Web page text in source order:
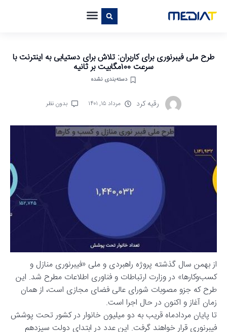
طرح ملی فیبرنوری برای کاربران: تلاش برای دستیابی به اینترنت با
سرعت ۱۰۰مگابیت بر ثانیه
دسته‌بندی نشده
رقیه کرد مرداد ۱۵, ۱۴۰۱ بدون نظر
از بهمن سال گذشته پروژه راهبردی و ملی «فیبرنوری منازل و
کسب‌وکارها» در وزارت ارتباطات و فناوری اطلاعات مطرح شد. این
طرح که جزو مصوبات شورای عالی فضای مجازی است، از همان
زمان آغاز و اکنون در حال اجرا است.
تا پایان مردادماه قریب به دو میلیون خانوار در کشور تحت پوشش
فیبرنوری قرار خواهند گرفت. این عدد در ابتدای دولت سیزدهم